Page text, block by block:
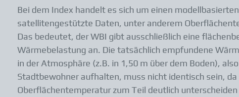
Bei dem Index handelt es sich um einen
satellitengestützte Daten, unter anderem
Das bedeutet, der WBI gibt ausschließlich eine
Wärmebelastung an. Die tatsächlich empfundene
in der Atmosphäre (z.B. in 1,50 m über dem Boden),
Stadtbewohner aufhalten, muss nicht identisch sein, da
Oberflächentemperatur zum Teil deutlich